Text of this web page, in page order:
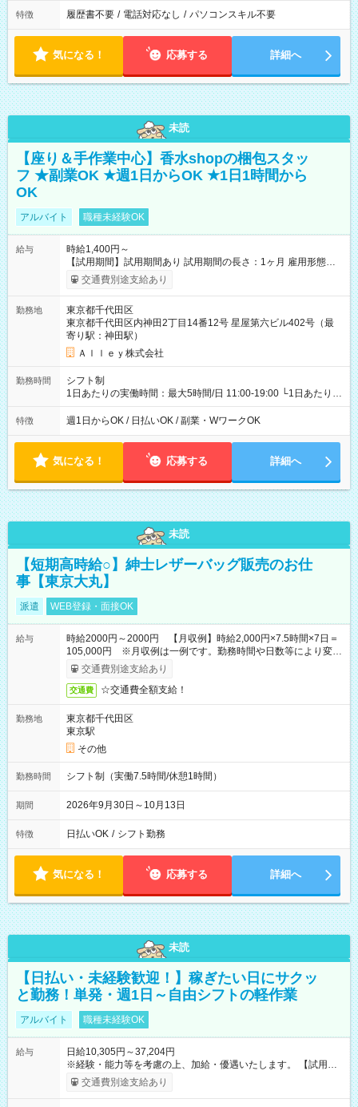
特徴 履歴書不要 / 電話対応なし / パソコンスキル不要
気になる！ 応募する 詳細へ
未読
【座り＆手作業中心】香水shopの梱包スタッ
フ ★副業OK ★週1日からOK ★1日1時間から
OK
アルバイト 職種未経験OK
給与
時給1,400円～
【試用期間】試用期間あり 試用期間の長さ：1ヶ月 雇用形態、
給与は本採用時と同じです。
交通費別途支給あり
勤務地
東京都千代田区
東京都千代田区内神田2丁目14番12号 星屋第六ビル402号（最
寄り駅：神田駅）
Ａｌｌｅｙ株式会社
勤務時間
シフト制
1日あたりの実働時間：最大5時間/日 11:00-19:00 └1日あたりの
実働時間：1-5時間 └上記の時間帯内であれば、いつでも勤務可
能！ └平日・土曜日の中で、お好きな曜日でご勤務いただけま
18:00 などのように、自由な働き方が可能なお仕事です！
特徴 週1日からOK / 日払いOK / 副業・WワークOK
気になる！ 応募する 詳細へ
未読
【短期高時給○】紳士レザーバッグ販売のお仕
事【東京大丸】
派遣 WEB登録・面接OK
給与
時給2000円～2000円 【月収例】時給2,000円×7.5時間×7日＝
105,000円 ※月収例は一例です。勤務時間や日数等により変動
いたします。
交通費別途支給あり
交通費 ☆交通費全額支給！
勤務地
東京都千代田区
東京駅
その他
勤務時間 シフト制（実働7.5時間/休憩1時間）
期間 2026年9月30日～10月13日
特徴 日払いOK / シフト勤務
気になる！ 応募する 詳細へ
未読
【日払い・未経験歓迎！】稼ぎたい日にサクッ
と勤務！単発・週1日～自由シフトの軽作業
アルバイト 職種未経験OK
給与
日給10,305円～37,204円
※経験・能力等を考慮の上、加給・優遇いたします。 【試用期
間】試用期間なし
交通費別途支給あり